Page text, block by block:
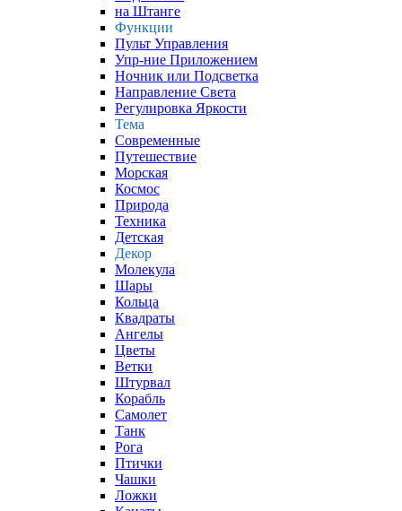
на Штанге
Функции
Пульт Управления
Упр-ние Приложением
Ночник или Подсветка
Направление Света
Регулировка Яркости
Тема
Современные
Путешествие
Морская
Космос
Природа
Техника
Детская
Декор
Молекула
Шары
Кольца
Квадраты
Ангелы
Цветы
Ветки
Штурвал
Корабль
Самолет
Танк
Рога
Птички
Чашки
Ложки